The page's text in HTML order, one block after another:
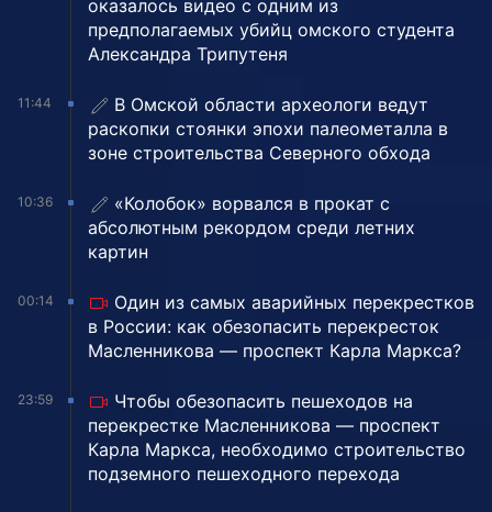
оказалось видео с одним из
предполагаемых убийц омского студента
Александра Трипутеня
11:44
В Омской области археологи ведут
раскопки стоянки эпохи палеометалла в
зоне строительства Северного обхода
10:36
«Колобок» ворвался в прокат с
абсолютным рекордом среди летних
картин
00:14
Один из самых аварийных перекрестков
в России: как обезопасить перекресток
Масленникова — проспект Карла Маркса?
23:59
Чтобы обезопасить пешеходов на
перекрестке Масленникова — проспект
Карла Маркса, необходимо строительство
подземного пешеходного перехода